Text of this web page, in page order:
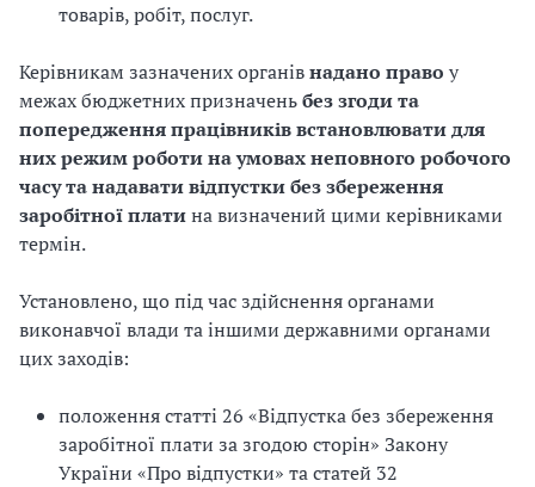
товарів, робіт, послуг.
Керівникам зазначених органівнадано право у
межах бюджетних призначеньбез згоди та
попередження працівників встановлювати для
них режим роботи на умовах неповного робочого
часу та надавати відпустки без збереження
заробітної платина визначений цими керівниками
термін.
Установлено, що під час здійснення органами
виконавчої влади та іншими державними органами
цих заходів:
положення статті 26 «Відпустка без збереження
заробітної плати за згодою сторін» Закону
України «Про відпустки» та статей 32
а
ц